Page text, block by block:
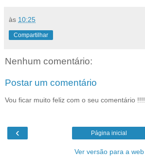
às 10:25
Compartilhar
Nenhum comentário:
Postar um comentário
Vou ficar muito feliz com o seu comentário !!!!
‹ Página inicial
Ver versão para a web